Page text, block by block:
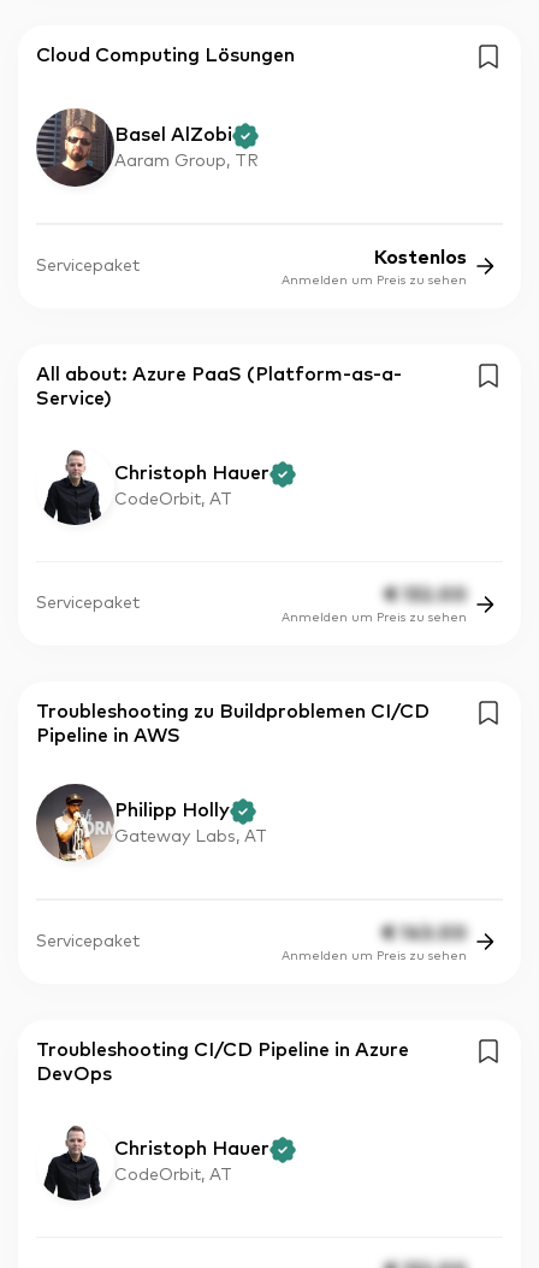
Cloud Computing Lösungen
Basel AlZobi
Aaram Group, TR
Servicepaket Kostenlos
Anmelden um Preis zu sehen
All about: Azure PaaS (Platform-as-a-
Service)
Christoph Hauer
CodeOrbit, AT
Servicepaket € 132.00
Anmelden um Preis zu sehen
Troubleshooting zu Buildproblemen CI/CD
Pipeline in AWS
Philipp Holly
Gateway Labs, AT
Servicepaket € 143.00
Anmelden um Preis zu sehen
Troubleshooting CI/CD Pipeline in Azure
DevOps
Christoph Hauer
CodeOrbit, AT